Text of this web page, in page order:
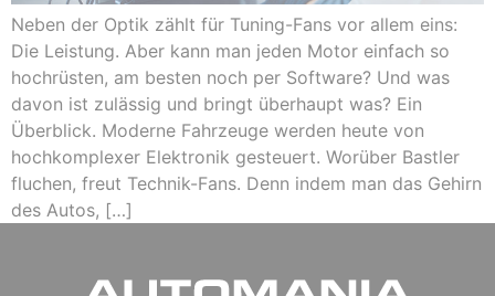
Neben der Optik zählt für Tuning-Fans vor allem eins:
Die Leistung. Aber kann man jeden Motor einfach so
hochrüsten, am besten noch per Software? Und was
davon ist zulässig und bringt überhaupt was? Ein
Überblick. Moderne Fahrzeuge werden heute von
hochkomplexer Elektronik gesteuert. Worüber Bastler
fluchen, freut Technik-Fans. Denn indem man das Gehirn
des Autos, […]